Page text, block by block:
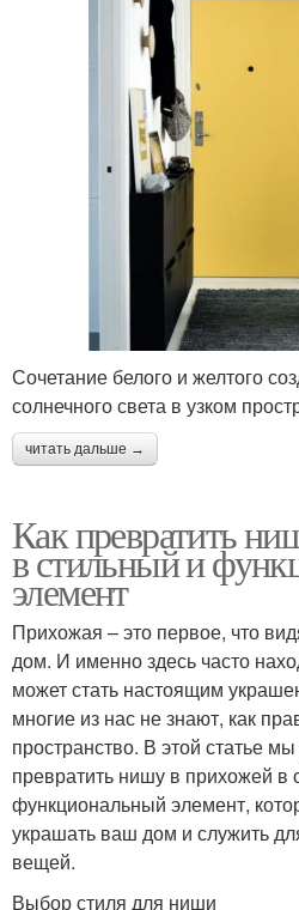
Сочетание белого и желтого
солнечного света в узком
читать дальше →
Как превратить
в стильный и
элемент
Прихожая – это первое, что
дом. И именно здесь часто
может стать настоящим
многие из нас не знают, как
пространство. В этой статье
превратить нишу в прихожей в
функциональный элемент,
украшать ваш дом и служить
вещей.
Выбор стиля для ниши